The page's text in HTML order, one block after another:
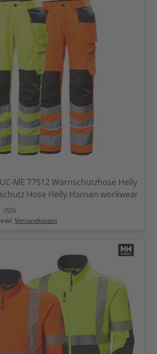
ME 77512 Warnschutzhose Helly
Hose Helly Hansen workwear
/Stk
Versandkosten